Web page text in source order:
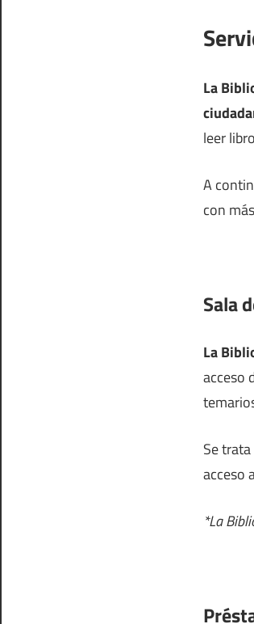
La
leer
A
con
Sala
La
acceso
Se
acceso
*La